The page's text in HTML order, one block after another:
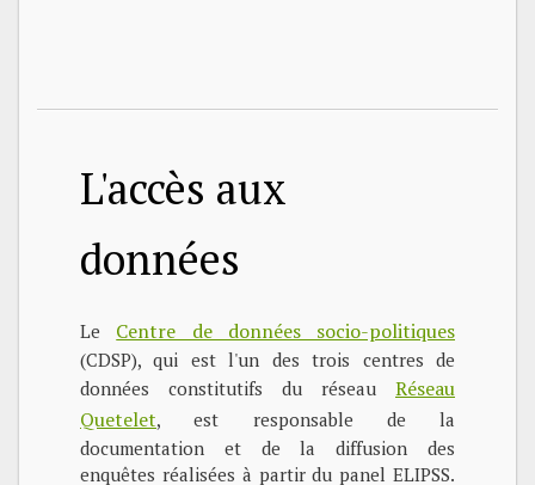
L'accès aux
données
Le Centre de données socio-politiques
(CDSP), qui est l'un des trois centres de
données constitutifs du réseau Réseau
Quetelet, est responsable de la
documentation et de la diffusion des
enquêtes réalisées à partir du panel ELIPSS.